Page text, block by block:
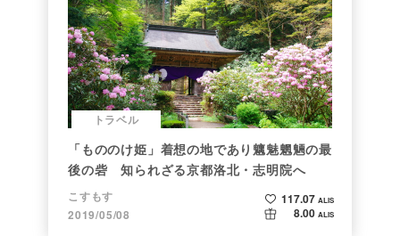
トラベル
「もののけ姫」着想の地であり魑魅魍魎の最
後の砦 知られざる京都洛北・志明院へ
こすもす
2019/05/08
117.07 ALIS
8.00 ALIS